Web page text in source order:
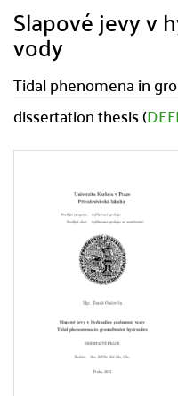
Slapové jevy v
vody
Tidal phenomena in
dissertation thesis (